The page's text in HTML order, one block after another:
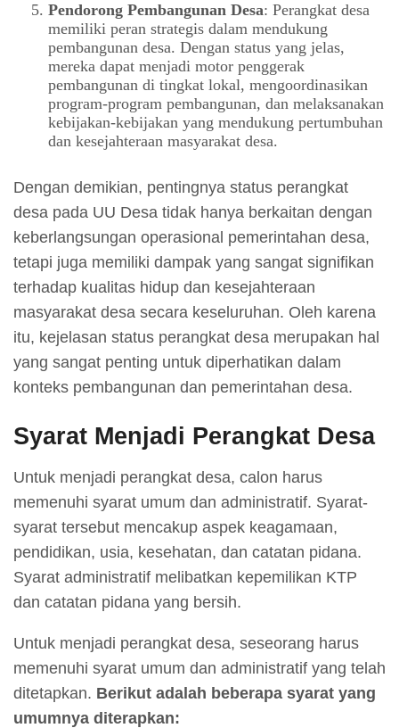
Pendorong Pembangunan Desa: Perangkat desa
memiliki peran strategis dalam mendukung
pembangunan desa. Dengan status yang jelas,
mereka dapat menjadi motor penggerak
pembangunan di tingkat lokal, mengoordinasikan
program-program pembangunan, dan melaksanakan
kebijakan-kebijakan yang mendukung pertumbuhan
dan kesejahteraan masyarakat desa.
Dengan demikian, pentingnya status perangkat
desa pada UU Desa tidak hanya berkaitan dengan
keberlangsungan operasional pemerintahan desa,
tetapi juga memiliki dampak yang sangat signifikan
terhadap kualitas hidup dan kesejahteraan
masyarakat desa secara keseluruhan. Oleh karena
itu, kejelasan status perangkat desa merupakan hal
yang sangat penting untuk diperhatikan dalam
konteks pembangunan dan pemerintahan desa.
Syarat Menjadi Perangkat Desa
Untuk menjadi perangkat desa, calon harus
memenuhi syarat umum dan administratif. Syarat-
syarat tersebut mencakup aspek keagamaan,
pendidikan, usia, kesehatan, dan catatan pidana.
Syarat administratif melibatkan kepemilikan KTP
dan catatan pidana yang bersih.
Untuk menjadi perangkat desa, seseorang harus
memenuhi syarat umum dan administratif yang telah
ditetapkan. Berikut adalah beberapa syarat yang
umumnya diterapkan: